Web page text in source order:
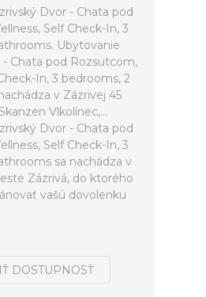
Dvor - Chata pod
Self Check-In, 3
Ubytovanie
- Chata pod Rozsutcom,
In, 3 bedrooms, 2
v Zázrivej 45
Vlkolínec,...
Dvor - Chata pod
Self Check-In, 3
sa nachádza v
Zázrivá, do ktorého
vašú dovolenku
DOSTUPNOSŤ